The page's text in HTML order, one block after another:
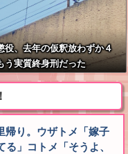
役、去年の仮釈放わずか４
実質終身刑だった
帰り。ウザトメ「嫁子
」コトメ「そうよ、